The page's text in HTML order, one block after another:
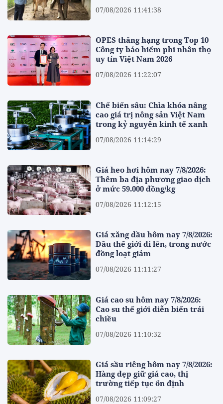
07/08/2026 11:41:38
OPES thăng hạng trong Top 10
Công ty bảo hiểm phi nhân thọ
uy tín Việt Nam 2026
07/08/2026 11:22:07
Chế biến sâu: Chìa khóa nâng
cao giá trị nông sản Việt Nam
trong kỷ nguyên kinh tế xanh
07/08/2026 11:14:29
Giá heo hơi hôm nay 7/8/2026:
Thêm ba địa phương giao dịch
ở mức 59.000 đồng/kg
07/08/2026 11:12:15
Giá xăng dầu hôm nay 7/8/2026:
Dầu thế giới đi lên, trong nước
đồng loạt giảm
07/08/2026 11:11:27
Giá cao su hôm nay 7/8/2026:
Cao su thế giới diễn biến trái
chiều
07/08/2026 11:10:32
Giá sầu riêng hôm nay 7/8/2026:
Hàng đẹp giữ giá cao, thị
trường tiếp tục ổn định
07/08/2026 11:09:27